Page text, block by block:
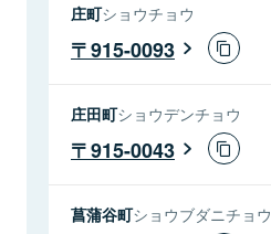
庄町ショウチョウ
915-0093
庄田町ショウデンチョウ
915-0043
菖蒲谷町ショウブダニチョウ